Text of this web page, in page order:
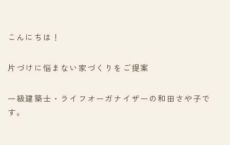
こんにちは！
片づけに悩まない家づくりをご提案
一級建築士・ライフオーガナイザーの和田さや子で
す。